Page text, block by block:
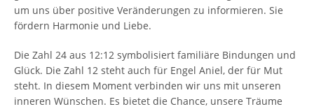
um uns über positive Veränderungen zu informieren. Sie
fördern Harmonie und Liebe.
Die Zahl 24 aus 12:12 symbolisiert familiäre Bindungen und
Glück. Die Zahl 12 steht auch für Engel Aniel, der für Mut
steht. In diesem Moment verbinden wir uns mit unseren
inneren Wünschen. Es bietet die Chance, unsere Träume